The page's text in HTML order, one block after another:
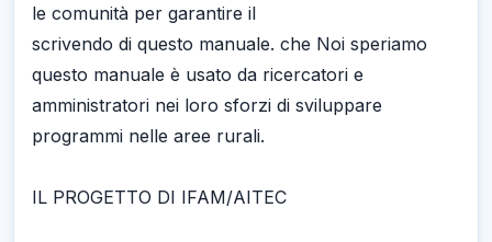
le comunità per garantire il
scrivendo di questo manuale. che Noi speriamo
questo manuale è usato da ricercatori e
amministratori nei loro sforzi di sviluppare
programmi nelle aree rurali.
IL PROGETTO DI IFAM/AITEC